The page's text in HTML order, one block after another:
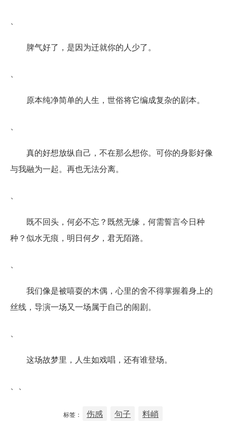
脾气好了，是因为迁就你的人少了。
原本纯净简单的人生，世俗将它编成复杂的剧本。
真的好想放纵自己，不在那么想你。可你的身影好像
与我融为一起。再也无法分离。
既不回头，何必不忘？既然无缘，何需誓言今日种
种？似水无痕，明日何夕，君无陌路。
我们像是被嘻耍的木偶，心里的舍不得掌握着身上的
丝线，导演一场又一场属于自己的闹剧。
这场故梦里，人生如戏唱，还有谁登场。
标签： 伤感 句子 料峭